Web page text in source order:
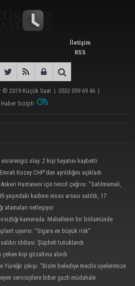
İletişim
RSS
© 2019 Küçük Saat | 0532 059 69 46 |
Haber Scripti
olay: 2 kişi hayatını kaybetti
Kozay CHP’den ayrıldığını açıkladı
Hastanesi için tescil çağrısı: “Satılmamalı,
yaşındaki kadının miras arsası satıldı, 17
atamaları netleşiyor
kamerada: Mahallenin bir bölümünde
uyarısı: “Sigara en büyük risk”
iddiası: Şüpheli tutuklandı
kişi gözaltına alındı
Yüreğir çıkışı: “Bizim belediye meclis üyelerimize
servisçilere biber gazlı müdahale